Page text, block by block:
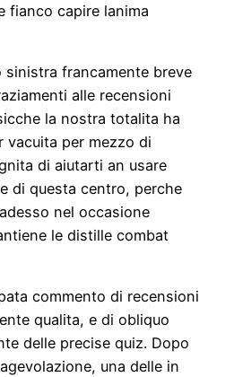
fianco capire lanima
francamente breve
alle recensioni
la nostra totalita ha
per mezzo di
di aiutarti an usare
di questa centro, perche
nel occasione
le distille combat
commento di recensioni
qualita, e di obliquo
delle precise quiz. Dopo
una delle in